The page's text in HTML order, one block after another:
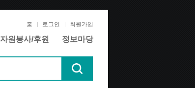
홈 로그인 회원가입
자원봉사/후원 정보마당